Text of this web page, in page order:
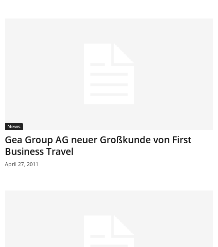
News
Gea Group AG neuer Großkunde von First
Business Travel
April 27, 2011